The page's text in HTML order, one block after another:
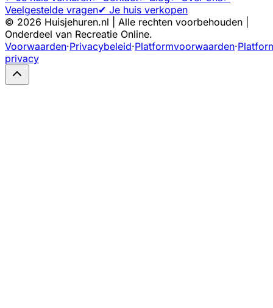
Veelgestelde vragen✔ Je huis verkopen
© 2026 Huisjehuren.nl | Alle rechten voorbehouden |
Onderdeel van Recreatie Online.
Voorwaarden·Privacybeleid·Platformvoorwaarden·
privacy